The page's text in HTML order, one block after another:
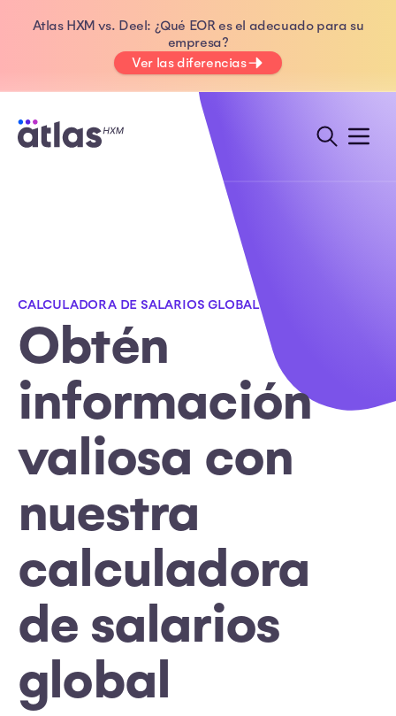
Atlas HXM vs. Deel: ¿Qué EOR es el adecuado para su
empresa?
Ver las diferencias
CALCULADORA DE SALARIOS GLOBAL
Obtén
información
valiosa con
nuestra
calculadora
de salarios
global